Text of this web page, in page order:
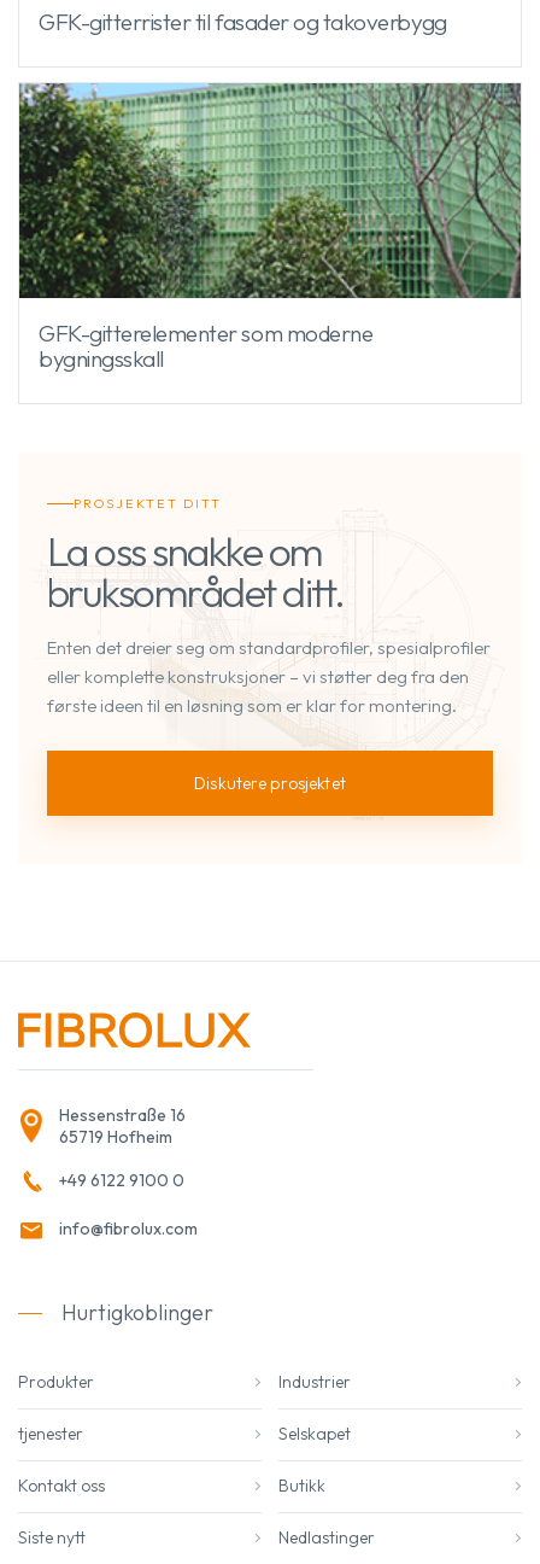
GFK-gitterrister til fasader og takoverbygg
GFK-gitterelementer som moderne
bygningsskall
PROSJEKTET DITT
La oss snakke om
bruksområdet ditt.
Enten det dreier seg om standardprofiler, spesialprofiler
eller komplette konstruksjoner – vi støtter deg fra den
første ideen til en løsning som er klar for montering.
Diskutere prosjektet
Hessenstraße 16
65719 Hofheim
+49 6122 9100 0
info@fibrolux.com
Hurtigkoblinger
Produkter Industrier
tjenester Selskapet
Kontakt oss Butikk
Siste nytt Nedlastinger